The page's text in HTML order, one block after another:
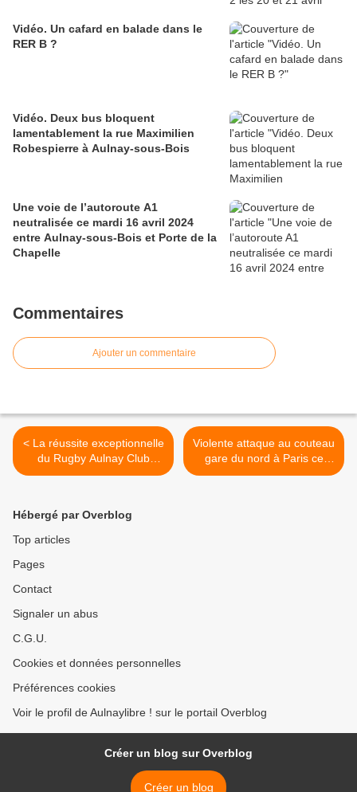
Vidéo. Un cafard en balade dans le
RER B ?
Vidéo. Deux bus bloquent
lamentablement la rue Maximilien
Robespierre à Aulnay-sous-Bois
Une voie de l’autoroute A1
neutralisée ce mardi 16 avril 2024
entre Aulnay-sous-Bois et Porte de la
Chapelle
Commentaires
Ajouter un commentaire
< La réussite exceptionnelle
du Rugby Aulnay Club
saluée dans le Midi
Violente attaque au couteau
gare du nord à Paris ce
matin >
Hébergé par Overblog
Top articles
Pages
Contact
Signaler un abus
C.G.U.
Cookies et données personnelles
Préférences cookies
Voir le profil de Aulnaylibre ! sur le portail Overblog
Créer un blog sur Overblog
Créer un blog